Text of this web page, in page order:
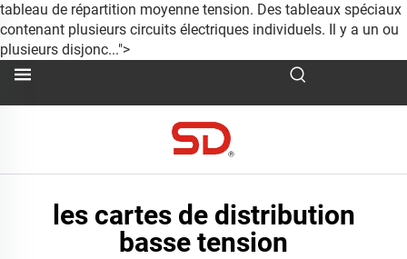
tableau de répartition moyenne tension. Des tableaux spéciaux
contenant plusieurs circuits électriques individuels. Il y a un ou
plusieurs disjonc...">
les cartes de distribution
basse tension